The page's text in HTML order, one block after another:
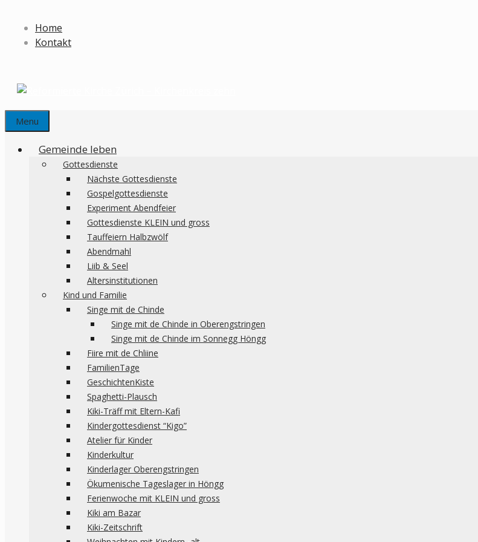
Inhalt
Home
Kontakt
Menu
Gemeinde leben
Gottesdienste
Nächste Gottesdienste
Gospelgottesdienste
Experiment Abendfeier
Gottesdienste KLEIN und gross
Tauffeiern Halbzwölf
Abendmahl
Liib & Seel
Altersinstitutionen
Kind und Familie
Singe mit de Chinde
Singe mit de Chinde in Oberengstringen
Singe mit de Chinde im Sonnegg Höngg
Fiire mit de Chliine
FamilienTage
GeschichtenKiste
Spaghetti-Plausch
Kiki-Träff mit Eltern-Kafi
Kindergottesdienst “Kigo”
Atelier für Kinder
Kinderkultur
Kinderlager Oberengstringen
Ökumenische Tageslager in Höngg
Ferienwoche mit KLEIN und gross
Kiki am Bazar
Kiki-Zeitschrift